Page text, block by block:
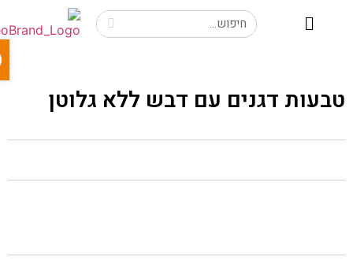
דגנים עם דבש ללא גלוטן